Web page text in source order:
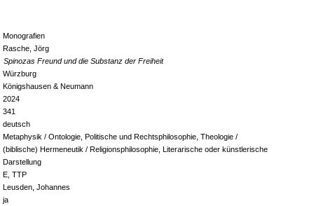
Monografien
Rasche, Jörg
Spinozas Freund und die Substanz der Freiheit
Würzburg
Königshausen & Neumann
2024
341
deutsch
Metaphysik / Ontologie, Politische und Rechtsphilosophie, Theologie /
(biblische) Hermeneutik / Religionsphilosophie, Literarische oder künstlerische
Darstellung
E, TTP
Leusden, Johannes
ja